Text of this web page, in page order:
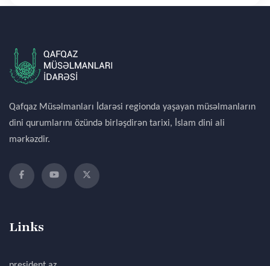
Qafqaz Müsəlmanları İdarəsi regionda yaşayan müsəlmanların
dini qurumlarını özündə birləşdirən tarixi, İslam dini ali
mərkəzdir.
Links